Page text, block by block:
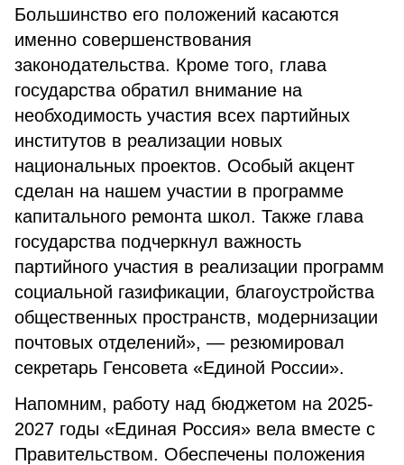
Большинство его положений касаются
именно совершенствования
законодательства. Кроме того, глава
государства обратил внимание на
необходимость участия всех партийных
институтов в реализации новых
национальных проектов. Особый акцент
сделан на нашем участии в программе
капитального ремонта школ. Также глава
государства подчеркнул важность
партийного участия в реализации программ
социальной газификации, благоустройства
общественных пространств, модернизации
почтовых отделений», — резюмировал
секретарь Генсовета «Единой России».
Напомним, работу над бюджетом на 2025-
2027 годы «Единая Россия» вела вместе с
Правительством. Обеспечены положения